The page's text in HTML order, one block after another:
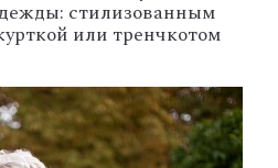
стилизованным
или тренчкотом